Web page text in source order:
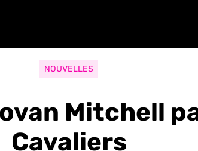
NOUVELLES
Mitchell
Cavaliers